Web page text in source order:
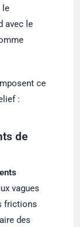
le
avec le
ce
:
de
vagues
frictions
des